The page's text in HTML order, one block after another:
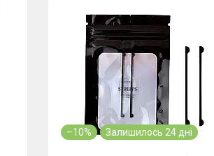
–10% Залишилось 24 дні